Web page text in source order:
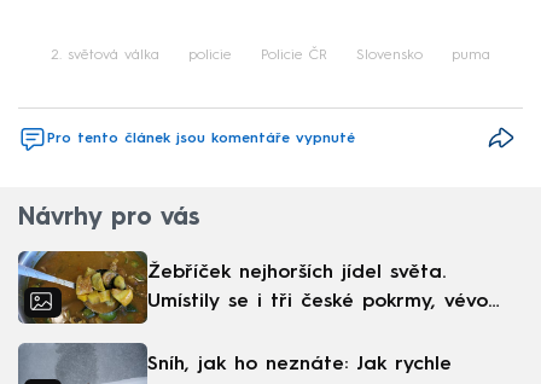
2. světová válka policie Policie ČR Slovensko puma
Pro tento článek jsou komentáře vypnuté
Návrhy pro vás
Žebříček nejhorších jídel světa.
Umístily se i tři české pokrmy, vévodí
Sníh, jak ho neznáte: Jak rychle